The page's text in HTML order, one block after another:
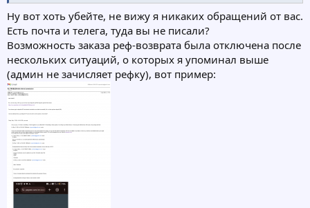
Ну вот хоть убейте, не вижу я никаких обращений от вас.
Есть почта и телега, туда вы не писали?
Возможность заказа реф-возврата была отключена после
нескольких ситуаций, о которых я упоминал выше
(админ не зачисляет рефку), вот пример: